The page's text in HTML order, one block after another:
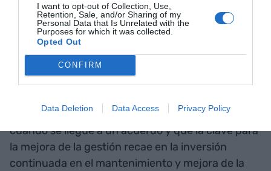
I want to opt-out of Collection, Use,
Retention, Sale, and/or Sharing of my
Personal Data that Is Unrelated with the
Purposes for which it was collected.
Opted Out
CONFIRM
Data Deletion Data Access Privacy Policy
quepan todos los tipos de transporte y de
movilidad compartida, porque el mundo entero
está convencido que hay de haber un cambio".
En cuanto a la asunción de la gestión de Rodalíes,
la compañía está preparada para hacerse cargo
cuando se llegue a un acuerdo y que la clave para
la mejora de la gestión recae en la inversión
continuada en el mantenimiento y mejora de la